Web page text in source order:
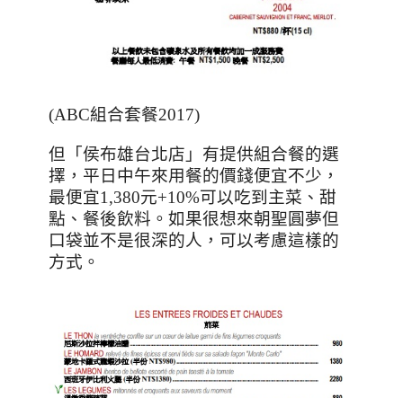
(ABC組合套餐2017)
但「侯布雄台北店」有提供組合餐的選
擇，平日中午來用餐的價錢便宜不少，
最便宜1,380元+10%可以吃到主菜、甜
點、餐後飲料。如果很想來朝聖圓夢但
口袋並不是很深的人，可以考慮這樣的
方式。